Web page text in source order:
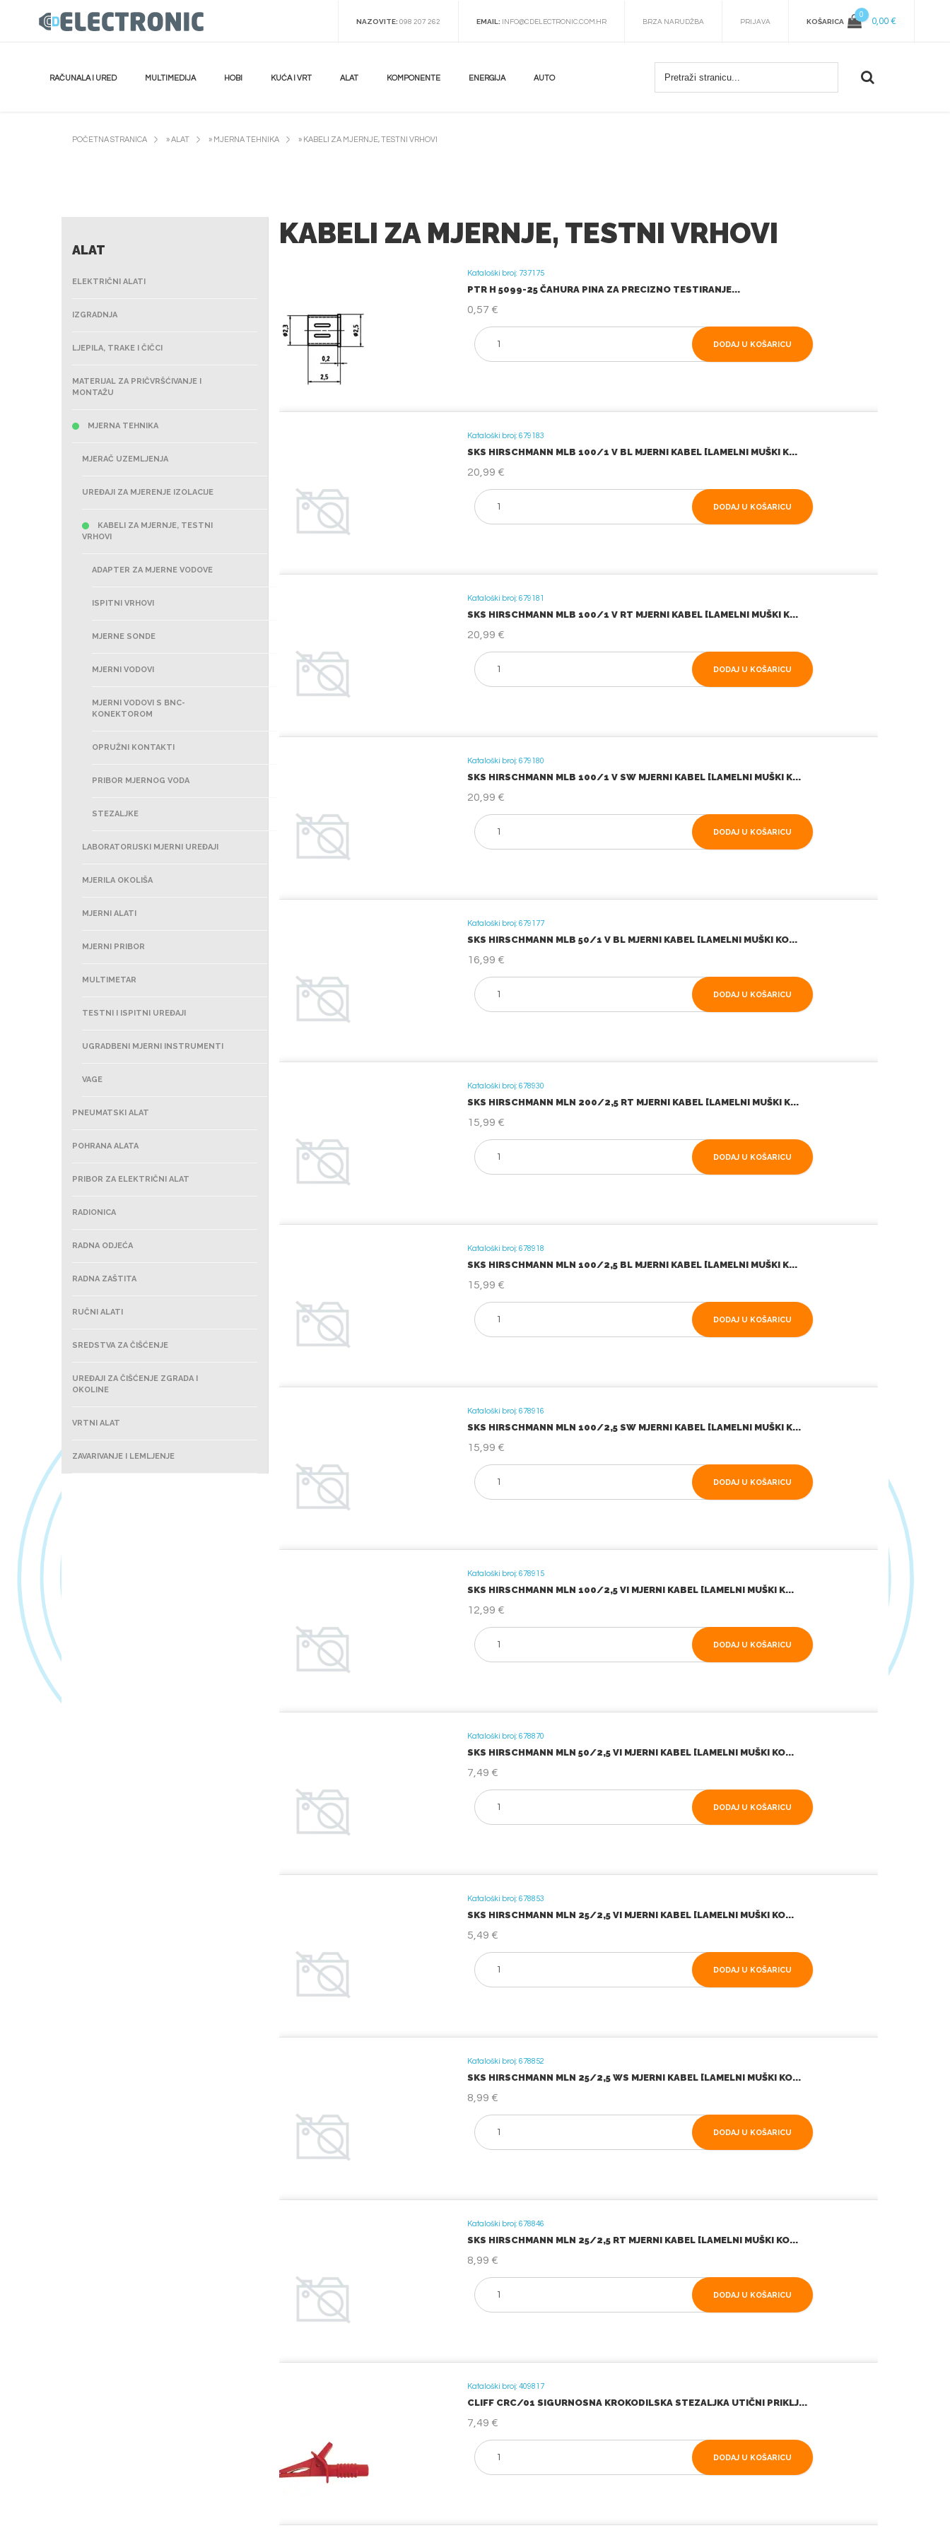
NAZOVITE: 098 207 262 EMAIL: INFO@CDELECTRONIC.COM.HR BRZA NARUDŽBA PRIJAVA KOŠARICA
0
0,00 €
RAČUNALA I URED MULTIMEDIJA HOBI KUĆA I VRT ALAT KOMPONENTE ENERGIJA AUTO
POČETNA STRANICA »ALAT » MJERNA TEHNIKA » KABELI ZA MJERNJE, TESTNI VRHOVI
ALAT
ELEKTRIČNI ALATI
IZGRADNJA
LJEPILA, TRAKE I ČIČCI
MATERIJAL ZA PRIČVRŠĆIVANJE I
MONTAŽU
MJERNA TEHNIKA
MJERAČ UZEMLJENJA
UREĐAJI ZA MJERENJE IZOLACIJE
KABELI ZA MJERNJE, TESTNI
VRHOVI
ADAPTER ZA MJERNE VODOVE
ISPITNI VRHOVI
MJERNE SONDE
MJERNI VODOVI
MJERNI VODOVI S BNC-
KONEKTOROM
OPRUŽNI KONTAKTI
PRIBOR MJERNOG VODA
STEZALJKE
LABORATORIJSKI MJERNI UREĐAJI
MJERILA OKOLIŠA
MJERNI ALATI
MJERNI PRIBOR
MULTIMETAR
TESTNI I ISPITNI UREĐAJI
UGRADBENI MJERNI INSTRUMENTI
VAGE
PNEUMATSKI ALAT
POHRANA ALATA
PRIBOR ZA ELEKTRIČNI ALAT
RADIONICA
RADNA ODJEĆA
RADNA ZAŠTITA
RUČNI ALATI
SREDSTVA ZA ČIŠĆENJE
UREĐAJI ZA ČIŠĆENJE ZGRADA I
OKOLINE
VRTNI ALAT
ZAVARIVANJE I LEMLJENJE
KABELI ZA MJERNJE, TESTNI VRHOVI
Kataloški broj: 737175
PTR H 5099-25 ČAHURA PINA ZA PRECIZNO TESTIRANJE...
0,57 €
DODAJ U KOŠARICU
Kataloški broj: 679183
SKS HIRSCHMANN MLB 100/1 V BL MJERNI KABEL [LAMELNI MUŠKI K...
20,99 €
DODAJ U KOŠARICU
Kataloški broj: 679181
SKS HIRSCHMANN MLB 100/1 V RT MJERNI KABEL [LAMELNI MUŠKI K...
20,99 €
DODAJ U KOŠARICU
Kataloški broj: 679180
SKS HIRSCHMANN MLB 100/1 V SW MJERNI KABEL [LAMELNI MUŠKI K...
20,99 €
DODAJ U KOŠARICU
Kataloški broj: 679177
SKS HIRSCHMANN MLB 50/1 V BL MJERNI KABEL [LAMELNI MUŠKI KO...
16,99 €
DODAJ U KOŠARICU
Kataloški broj: 678930
SKS HIRSCHMANN MLN 200/2,5 RT MJERNI KABEL [LAMELNI MUŠKI K...
15,99 €
DODAJ U KOŠARICU
Kataloški broj: 678918
SKS HIRSCHMANN MLN 100/2,5 BL MJERNI KABEL [LAMELNI MUŠKI K...
15,99 €
DODAJ U KOŠARICU
Kataloški broj: 678916
SKS HIRSCHMANN MLN 100/2,5 SW MJERNI KABEL [LAMELNI MUŠKI K...
15,99 €
DODAJ U KOŠARICU
Kataloški broj: 678915
SKS HIRSCHMANN MLN 100/2,5 VI MJERNI KABEL [LAMELNI MUŠKI K...
12,99 €
DODAJ U KOŠARICU
Kataloški broj: 678870
SKS HIRSCHMANN MLN 50/2,5 VI MJERNI KABEL [LAMELNI MUŠKI KO...
7,49 €
DODAJ U KOŠARICU
Kataloški broj: 678853
SKS HIRSCHMANN MLN 25/2,5 VI MJERNI KABEL [LAMELNI MUŠKI KO...
5,49 €
DODAJ U KOŠARICU
Kataloški broj: 678852
SKS HIRSCHMANN MLN 25/2,5 WS MJERNI KABEL [LAMELNI MUŠKI KO...
8,99 €
DODAJ U KOŠARICU
Kataloški broj: 678846
SKS HIRSCHMANN MLN 25/2,5 RT MJERNI KABEL [LAMELNI MUŠKI KO...
8,99 €
DODAJ U KOŠARICU
Kataloški broj: 409817
CLIFF CRC/01 SIGURNOSNA KROKODILSKA STEZALJKA UTIČNI PRIKLJ...
7,49 €
DODAJ U KOŠARICU